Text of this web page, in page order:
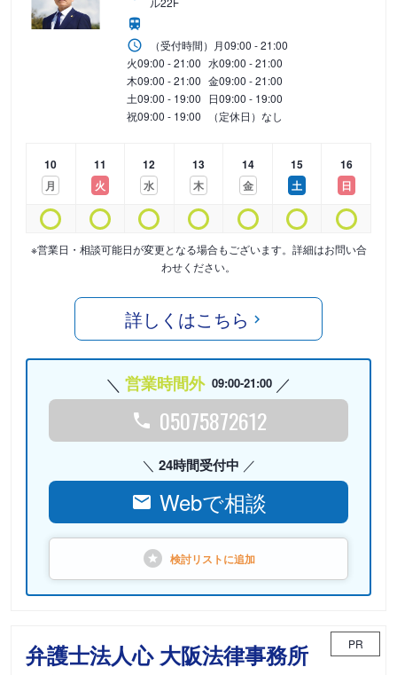
（受付時間） 月09:00 - 21:00
火09:00 - 21:00 水09:00 - 21:00
木09:00 - 21:00 金09:00 - 21:00
土09:00 - 19:00 日09:00 - 19:00
祝09:00 - 19:00 （定休日）なし
10
月
11
火
12
水
13
木
14
金
15
土
16
日
※営業日・相談可能日が変更となる場合もございます。詳細はお問い合
わせください。
詳しくはこちら
営業時間外 09:00-21:00
05075872612
24時間受付中
Webで相談
検討リストに追加
弁護士法人心 大阪法律事務所 PR